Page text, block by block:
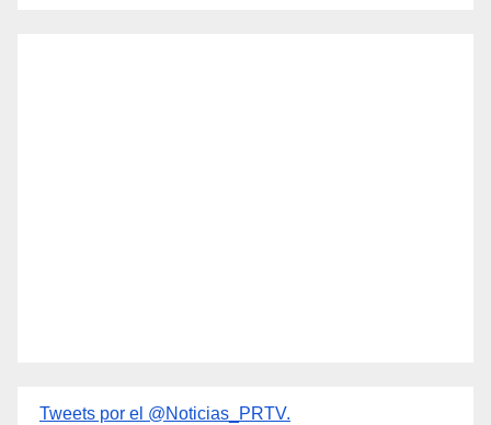
Tweets por el @Noticias_PRTV.